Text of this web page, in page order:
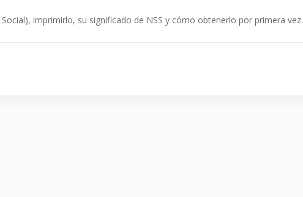
imprimirlo, su significado de NSS y cómo obtenerlo por primera vez.